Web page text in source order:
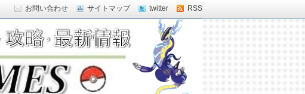
お問い合わせ サイトマップ twitter RSS